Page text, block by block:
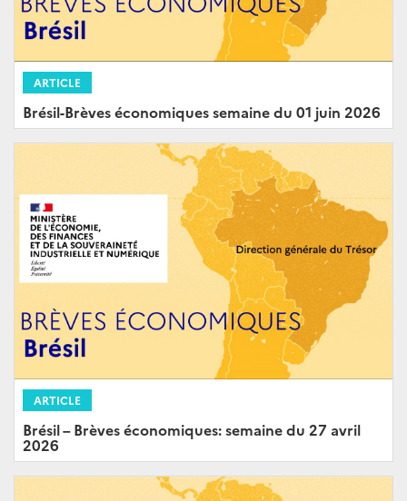
ARTICLE
Brésil-Brèves économiques semaine du 01 juin 2026
ARTICLE
Brésil – Brèves économiques: semaine du 27 avril
2026